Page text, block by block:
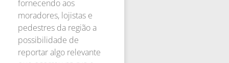
fornecendo aos
moradores, lojistas e
pedestres da região a
possibilidade de
reportar algo relevante